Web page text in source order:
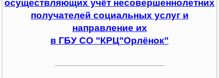
осуществляющих учёт несовершеннолетних
получателей социальных услуг и
направление их
в ГБУ СО "КРЦ"Орлёнок"